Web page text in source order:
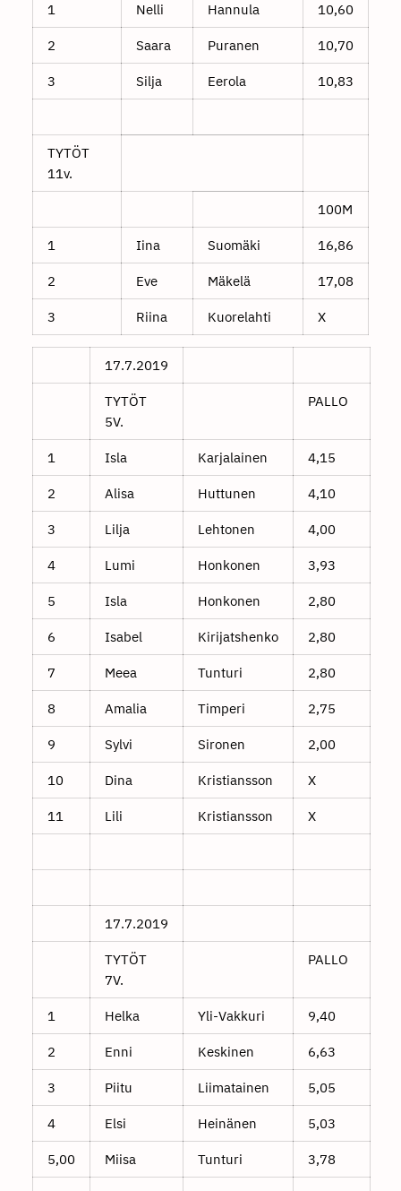
1 Nelli Hannula 10,60
2 Saara Puranen 10,70
3 Silja Eerola 10,83
TYTÖT
11v.
100M
1 Iina Suomäki 16,86
2 Eve Mäkelä 17,08
3 Riina Kuorelahti X
17.7.2019
TYTÖT
5V.
PALLO
1 Isla Karjalainen 4,15
2 Alisa Huttunen 4,10
3 Lilja Lehtonen 4,00
4 Lumi Honkonen 3,93
5 Isla Honkonen 2,80
6 Isabel Kirijatshenko 2,80
7 Meea Tunturi 2,80
8 Amalia Timperi 2,75
9 Sylvi Sironen 2,00
10 Dina Kristiansson X
11 Lili Kristiansson X
17.7.2019
TYTÖT
7V.
PALLO
1 Helka Yli-Vakkuri 9,40
2 Enni Keskinen 6,63
3 Piitu Liimatainen 5,05
4 Elsi Heinänen 5,03
5,00 Miisa Tunturi 3,78